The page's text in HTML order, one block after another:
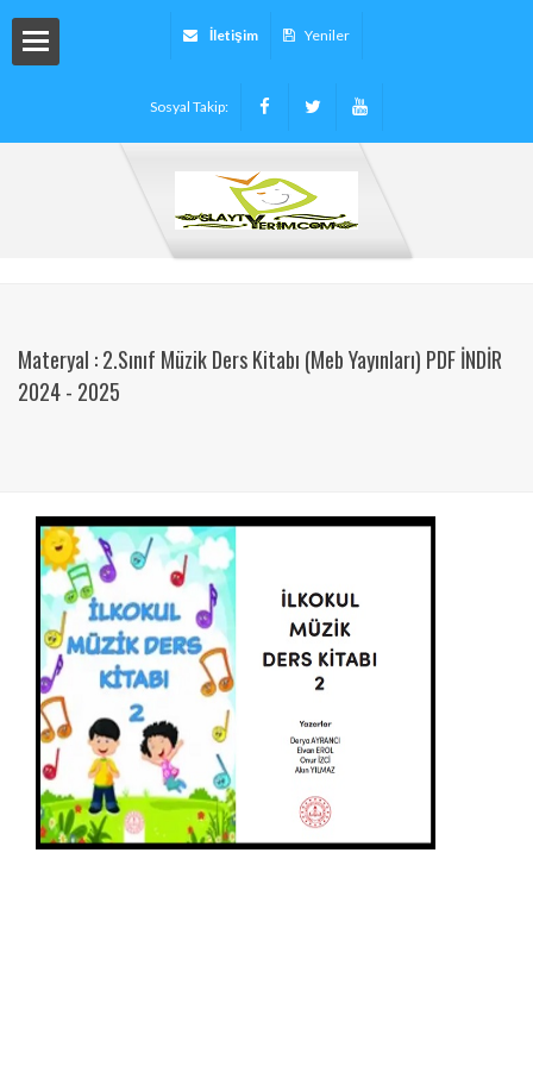
İletişim Yeniler
Sosyal Takip:
Materyal : 2.Sınıf Müzik Ders Kitabı (Meb Yayınları) PDF İNDİR
2024 - 2025